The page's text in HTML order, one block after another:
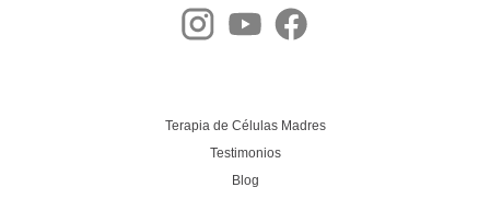
Terapia de Células Madres
Testimonios
Blog